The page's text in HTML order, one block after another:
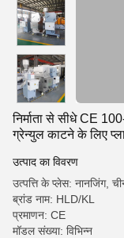
निर्माता से सीधे CE
ग्रेन्युल काटने के लिए
उत्पाद का विवरण
उत्पत्ति के प्लेस: नानजिंग,
ब्रांड नाम: HLD/KL
प्रमाणन: CE
मॉडल संख्या: विभिन्न